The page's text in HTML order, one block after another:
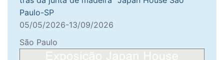
Paulo-SP
05/05/2026-13/09/2026
São Paulo